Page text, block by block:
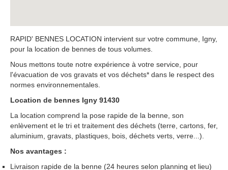
RAPID' BENNES LOCATION intervient sur votre commune, Igny,
pour la location de bennes de tous volumes.
Nous mettons toute notre expérience à votre service, pour
l'évacuation de vos gravats et vos déchets* dans le respect des
normes environnementales.
Location de bennes Igny 91430
La location comprend la pose rapide de la benne, son
enlèvement et le tri et traitement des déchets (terre, cartons, fer,
aluminium, gravats, plastiques, bois, déchets verts, verre...).
Nos avantages :
Livraison rapide de la benne (24 heures selon planning et lieu)